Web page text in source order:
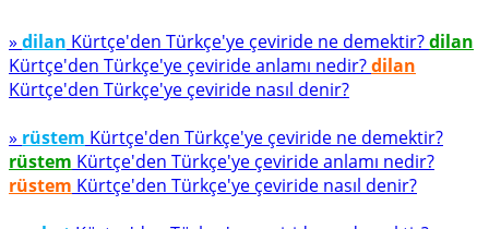
» dilan Kürtçe'den Türkçe'ye çeviride ne demektir?dilan
Kürtçe'den Türkçe'ye çeviride anlamı nedir?dilan
Kürtçe'den Türkçe'ye çeviride nasıl denir?
» rüstem Kürtçe'den Türkçe'ye çeviride ne demektir?
rüstem Kürtçe'den Türkçe'ye çeviride anlamı nedir?
rüstem Kürtçe'den Türkçe'ye çeviride nasıl denir?